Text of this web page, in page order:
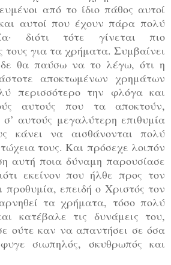
από το ίδιο πάθος αυτοί
αυτοί που έχουν πάρα πολύ
διότι τότε γίνεται πιο
τους για τα χρήματα. Συμβαίνει
θα παύσω να το λέγω, ότι η
αποκτωμένων χρημάτων
περισσότερο την φλόγα και
αυτούς που τα αποκτούν,
αυτούς μεγαλύτερη επιθυμία
κάνει να αισθάνονται πολύ
τους. Και πρόσεχε λοιπόν
αυτή ποια δύναμη παρουσίασε
εκείνον που ήλθε προς τον
επειδή ο Χριστός τον
τα χρήματα, τόσο πολύ
κατέβαλε τις δυνάμεις του,
ούτε καν να απαντήσει σε όσα
σιωπηλός, σκυθρωπός και